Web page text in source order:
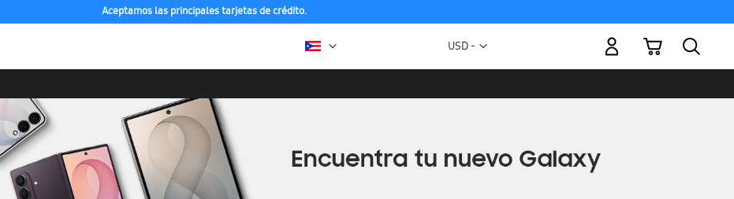
Aceptamos las principales tarjetas de crédito.
Moneda
USD -
Mi carrito